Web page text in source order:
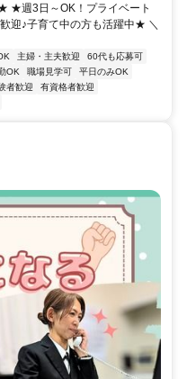
★週3日～OK！プライベート
迎♪子育て中の方も活躍中★ ＼
主婦・主夫歓迎
60代も応募可
OK 職場見学可
平日のみOK
者歓迎
有資格者歓迎